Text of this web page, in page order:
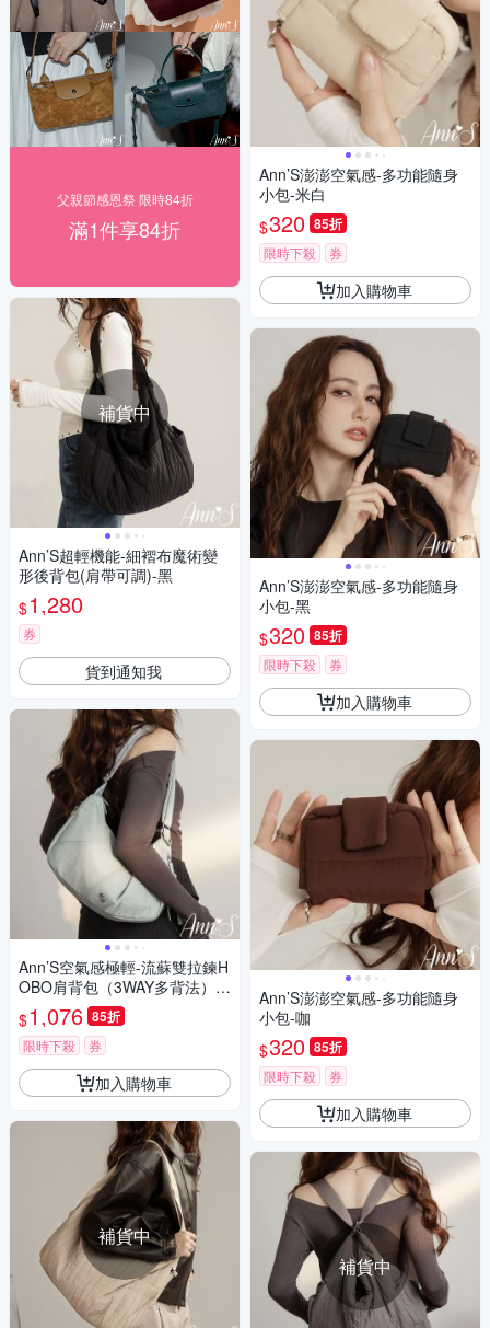
父親節感恩祭 限時84折
滿1件享84折
補貨中
Ann’S超輕機能-細褶布魔術變
形後背包(肩帶可調)-黑
$1,280
券
貨到通知我
Ann’S空氣感極輕-流蘇雙拉鍊H
OBO肩背包（3WAY多背法）-
藍
$1,076 85折
限時下殺 券
加入購物車
補貨中
Ann’S澎澎空氣感-多功能隨身
小包-米白
$320 85折
限時下殺 券
加入購物車
Ann’S澎澎空氣感-多功能隨身
小包-黑
$320 85折
限時下殺 券
加入購物車
Ann’S澎澎空氣感-多功能隨身
小包-咖
$320 85折
限時下殺 券
加入購物車
補貨中